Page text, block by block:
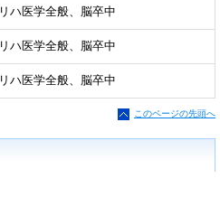
リハ医学全般、脳卒中
リハ医学全般、脳卒中
リハ医学全般、脳卒中
このページの先頭へ